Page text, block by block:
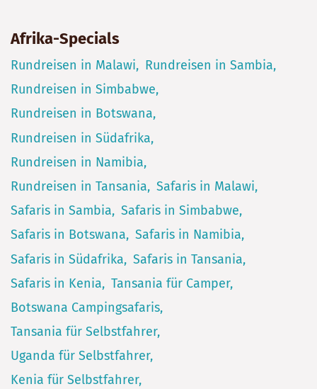
Afrika-Specials
Rundreisen in Malawi
Rundreisen in Sambia
Rundreisen in Simbabwe
Rundreisen in Botswana
Rundreisen in Südafrika
Rundreisen in Namibia
Rundreisen in Tansania
Safaris in Malawi
Safaris in Sambia
Safaris in Simbabwe
Safaris in Botswana
Safaris in Namibia
Safaris in Südafrika
Safaris in Tansania
Safaris in Kenia
Tansania für Camper
Botswana Campingsafaris
Tansania für Selbstfahrer
Uganda für Selbstfahrer
Kenia für Selbstfahrer